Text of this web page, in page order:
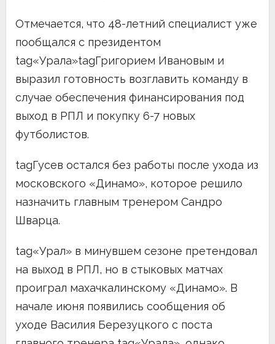
Отмечается, что 48-летний специалист уже
пообщался с президентом
tag«Урала»tagГригорием Ивановым и
выразил готовность возглавить команду в
случае обеспечения финансирования под
выход в РПЛ и покупку 6-7 новых
футболистов.
tagГусев остался без работы после ухода из
московского «Динамо», которое решило
назначить главным тренером Сандро
Шварца.
tag«Урал» в минувшем сезоне претендовал
на выход в РПЛ, но в стыковых матчах
проиграл махачкалинскому «Динамо». В
начале июня появились сообщения об
уходе Василия Березуцкого с поста